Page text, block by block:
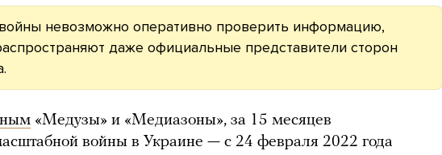
невозможно оперативно проверить информацию,
даже официальные представители сторон
«Медузы» и «Медиазоны», за 15 месяцев
войны в Украине — с 24 февраля 2022 года